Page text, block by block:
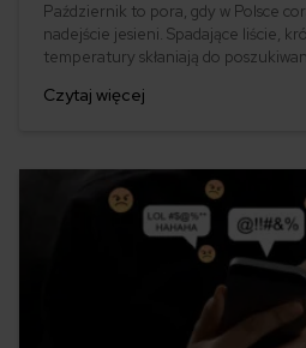
Październik to pora, gdy w Polsce
nadejście jesieni. Spadające liście,
temperatury skłaniają do
sprawdź, gdzie warto się wybrać.
Czytaj więcej